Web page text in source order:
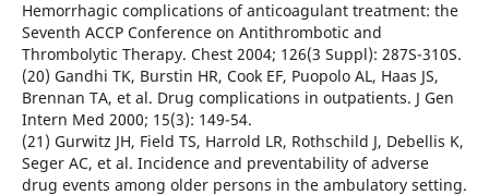
Hemorrhagic complications of anticoagulant treatment: the
Seventh ACCP Conference on Antithrombotic and
Thrombolytic Therapy. Chest 2004; 126(3 Suppl): 287S-310S.
(20) Gandhi TK, Burstin HR, Cook EF, Puopolo AL, Haas JS,
Brennan TA, et al. Drug complications in outpatients. J Gen
Intern Med 2000; 15(3): 149-54.
(21) Gurwitz JH, Field TS, Harrold LR, Rothschild J, Debellis K,
Seger AC, et al. Incidence and preventability of adverse
drug events among older persons in the ambulatory setting.